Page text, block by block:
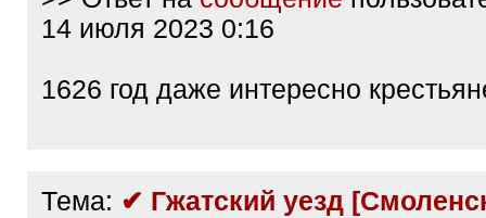
14 июля 2023 0:16
1626 год даже интересно
Тема: ✔ Гжатский уезд